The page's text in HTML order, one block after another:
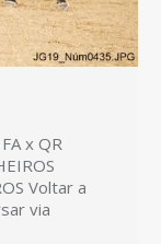
x QR
Voltar a
via